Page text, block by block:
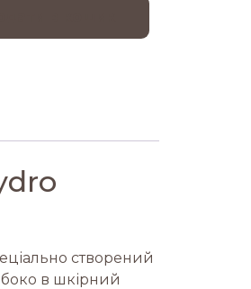
створений
в шкірний